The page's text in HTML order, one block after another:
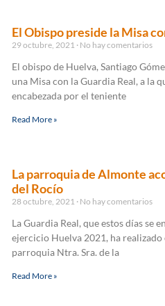
El Obispo preside la Misa
29 octubre, 2021 No hay comentarios
El obispo de Huelva, Santiago
una Misa con la Guardia Real, a la
encabezada por el teniente
Read More »
La parroquia de Almonte
del Rocío
28 octubre, 2021 No hay comentarios
La Guardia Real, que estos días se
ejercicio Huelva 2021, ha
parroquia Ntra. Sra. de la
Read More »